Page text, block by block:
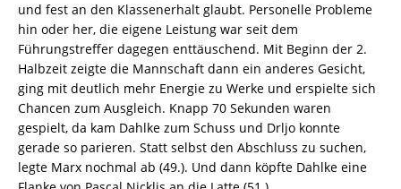
und fest an den Klassenerhalt glaubt. Personelle Probleme
hin oder her, die eigene Leistung war seit dem
Führungstreffer dagegen enttäuschend. Mit Beginn der 2.
Halbzeit zeigte die Mannschaft dann ein anderes Gesicht,
ging mit deutlich mehr Energie zu Werke und erspielte sich
Chancen zum Ausgleich. Knapp 70 Sekunden waren
gespielt, da kam Dahlke zum Schuss und Drljo konnte
gerade so parieren. Statt selbst den Abschluss zu suchen,
legte Marx nochmal ab (49.). Und dann köpfte Dahlke eine